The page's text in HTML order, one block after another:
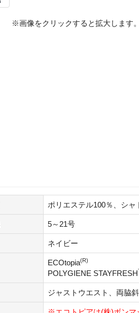
※画像をクリックすると拡大します
ポリエステル100％、シャ
5～21号
ネイビー
ECOtopia(R)
POLYGIENE STAYFRESH
ジャストウエスト、両脇